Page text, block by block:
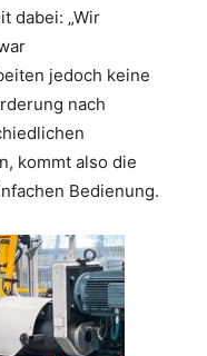
dabei: „Wir
jedoch keine
nach
kommt also die
Bedienung.